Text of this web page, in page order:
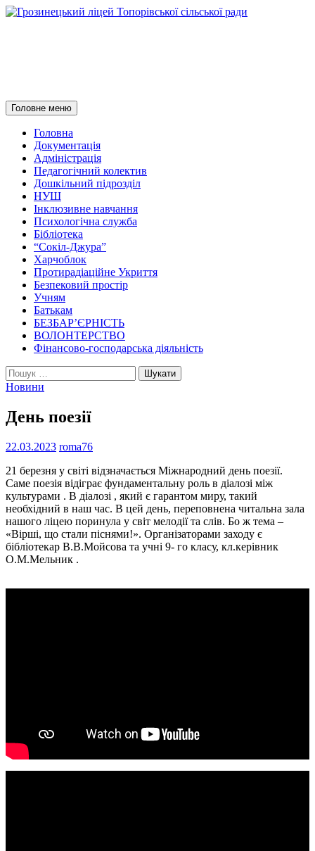
Пошук
Головне меню Перейти
до
Головна
Документація
Адміністрація
Педагогічний колектив
Дошкільний підрозділ
НУШ
Інклюзивне навчання
Психологічна служба
Бібліотека
“Сокіл-Джура”
Харчоблок
Протирадіаційне Укриття
Безпековий простір
Учням
Батькам
БЕЗБАР’ЄРНІСТЬ
ВОЛОНТЕРСТВО
Фінансово-господарська діяльність
Пошук:
Новини
День поезії
22.03.2023 roma76
21 березня у світі відзначається Міжнародний день поезії.
Саме поезія відіграє фундаментальну роль в діалозі між
культурами . В діалозі , який є гарантом миру, такий
необхідний в наш час. В цей день, переповнена читальна зала
нашого ліцею поринула у світ мелодії та слів. Бо ж тема –
«Вірші, що стали піснями!». Організаторами заходу є
бібліотекар В.В.Мойсова та учні 9- го класу, кл.керівник
О.М.Мельник .